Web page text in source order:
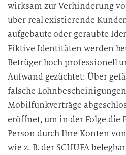
wirksam zur Verhinderung
über real existierende
aufgebaute oder geraubte
Fiktive Identitäten werden
Betrüger hoch professionell
Aufwand gezüchtet: Über
falsche
Mobilfunkverträge
eröffnet, um in der Folge die
Person durch Ihre Konten
wie z. B. der SCHUFA